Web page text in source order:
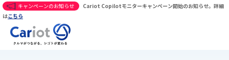
キャンペーンのお知らせ
Cariot Copilotモニターキャンペーン開始のお知らせ。詳細
はこちら